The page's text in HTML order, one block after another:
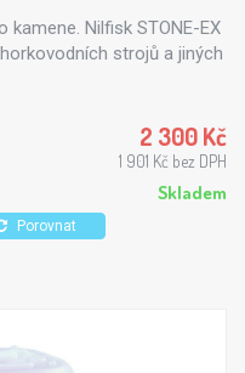
Nilfisk STONE-EX
strojů a jiných
2 300 Kč
1 901 Kč bez DPH
Skladem
Porovnat